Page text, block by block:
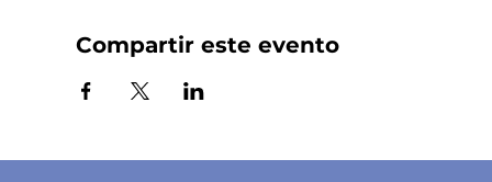
Compartir este evento